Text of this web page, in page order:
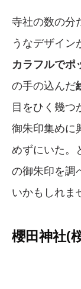
寺社の数の分
うなデザイン
カラフルでポ
の手の込んだ
目をひく幾つ
御朱印集めに
めずにいた。
の御朱印を調
いかもしれま
櫻田神社(